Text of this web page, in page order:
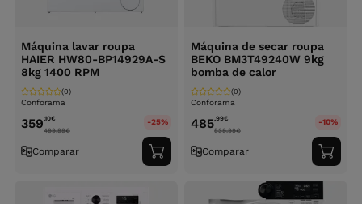
Máquina lavar roupa
HAIER HW80-BP14929A-S
8kg 1400 RPM
Conforama
(0)
359,10€
499.99€
-25%
Comparar
Adicionar
ao
Máquina de secar roupa
BEKO BM3T49240W 9kg
bomba de calor
Conforama
(0)
485,99€
539.99€
-10%
Comparar
ao